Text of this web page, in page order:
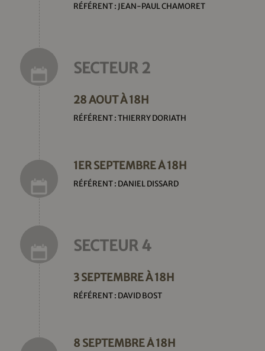
RÉFÉRENT : JEAN-PAUL CHAMORET
SECTEUR 2
28 AOUT À 18H
RÉFÉRENT : THIERRY DORIATH
1ER SEPTEMBRE À 18H
RÉFÉRENT : DANIEL DISSARD
SECTEUR 4
3 SEPTEMBRE À 18H
RÉFÉRENT : DAVID BOST
8 SEPTEMBRE À 18H